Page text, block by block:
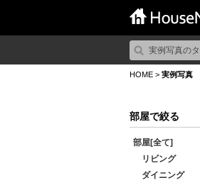
HOME > 実例写真
部屋で絞る
部屋[全て]
リビング
ダイニング